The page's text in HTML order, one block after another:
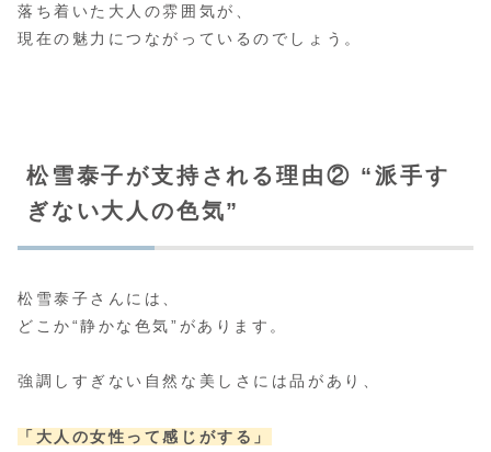
落ち着いた大人の雰囲気が、
現在の魅力につながっているのでしょう。
松雪泰子が支持される理由② “派手す
ぎない大人の色気”
松雪泰子さんには、
どこか“静かな色気”があります。
強調しすぎない自然な美しさには品があり、
「大人の女性って感じがする」